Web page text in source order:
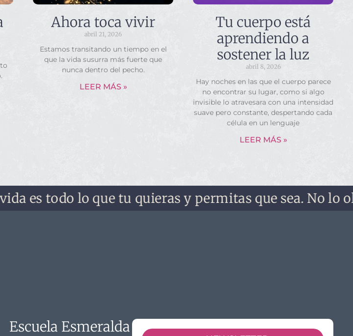
Ahora toca vivir
abril 21, 2026
Estamos transitando un tiempo en el
que la vida susurra más fuerte que
nunca dentro del pecho.
LEER MÁS »
Tu cuerpo está
aprendiendo a
sostener la luz
abril 8, 2026
Hay noches en las que el cuerpo parece
no encontrar su lugar, como si algo
invisible lo atravesara con una intensidad
suave pero constante, despertando cada
célula en un lenguaje
LEER MÁS »
todo lo que tu quieras y permitas que sea. No lo
Escuela Esmeralda